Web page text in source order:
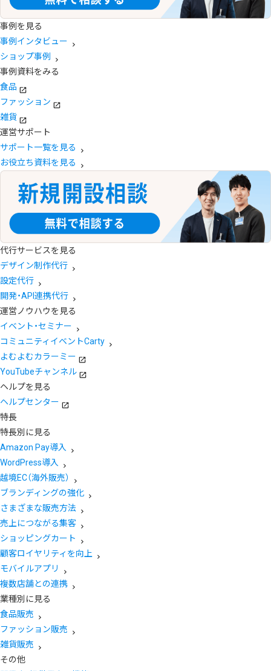
事例を見る
事例インタビュー
ショップ事例
事例資料をみる
食品
ファッション
雑貨
運営サポート
サポート一覧を見る
お役立ち資料を見る
代行サービスを見る
デザイン制作代行
設定代行
開発・API連携代行
運営ノウハウを見る
イベント・セミナー
コミュニティイベントCarty
よむよむカラーミー
YouTubeチャンネル
ヘルプを見る
ヘルプセンター
特長
特長別に見る
Amazon Pay導入
WordPress導入
越境EC（海外販売）
ブランディングの強化
さまざまな販売方法
売上につながる集客
ショッピングカート
顧客ロイヤリティを向上
モバイルアプリ
複数店舗との連携
業種別に見る
食品販売
ファッション販売
雑貨販売
その他